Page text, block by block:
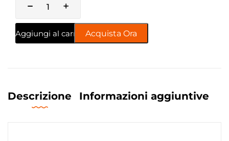
Aggiungi al carrelloAcquista Ora
Descrizione Informazioni aggiuntive